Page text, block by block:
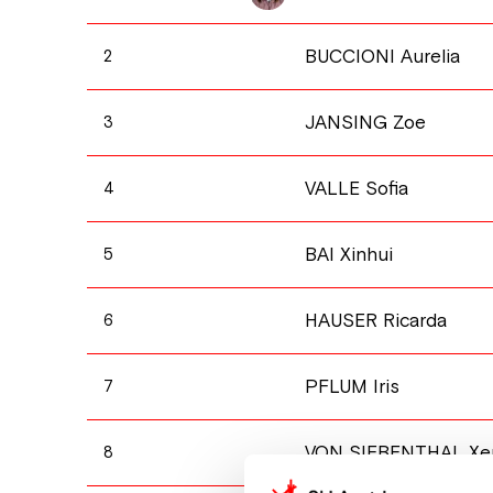
2 BUCCIONI Aurelia
3 JANSING Zoe
4 VALLE Sofia
5 BAI Xinhui
6 HAUSER Ricarda
7 PFLUM Iris
8 VON SIEBENTHAL